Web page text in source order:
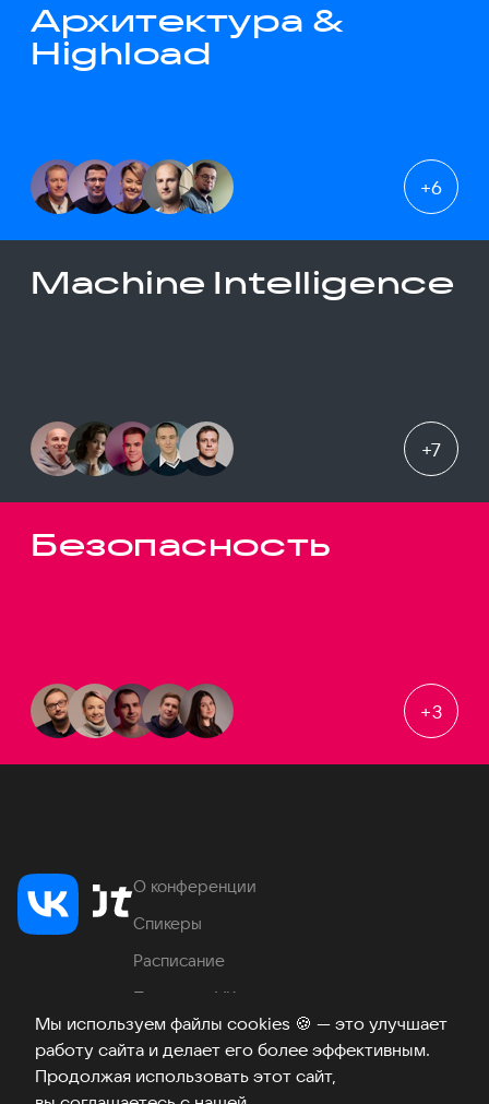
Мы используем файлы cookies 🍪 — это улучшает
работу сайта и делает его более эффективным.
Продолжая использовать этот сайт,
Архитектура &
Highload
+6
Machine Intelligence
+7
Безопасность
+3
О конференции
Спикеры
Расписание
Продукты VK
Место проведения
Часто задаваемые вопросы